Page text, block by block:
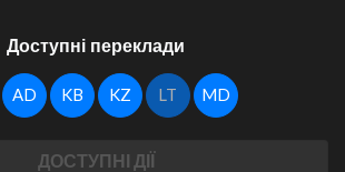
Доступні переклади
AD KB KZ LT MD
ДОСТУПНІ ДІЇ